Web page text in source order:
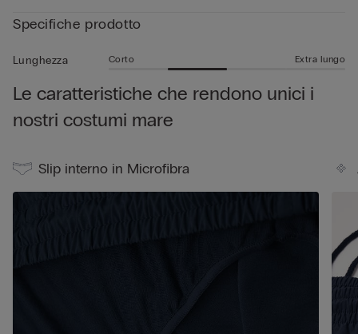
• Vestibilità regular
Specifiche prodotto
Lunghezza Corto Extra lungo
Le caratteristiche che rendono unici i
nostri costumi mare
Slip interno in Microfibra